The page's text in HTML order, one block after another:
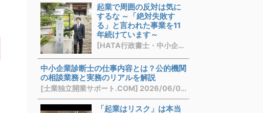
起業で周囲の反対は気に
するな ～「絶対失敗す
る」と言われた事業を11
年続けています～
[HATA行政書士・中小企業診断士事務所] 2026/06/02 22:31
中小企業診断士の仕事内容とは？公的機関
の相談業務と実務のリアルを解説
[士業独立開業サポート.COM] 2026/06/01 10:17
「起業はリスク」は本当